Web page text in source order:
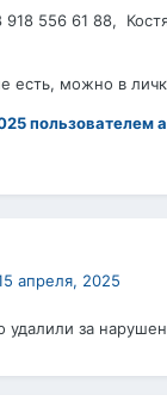
918 556 61 88,
есть, можно в
пользователем
апреля, 2025
удалили за